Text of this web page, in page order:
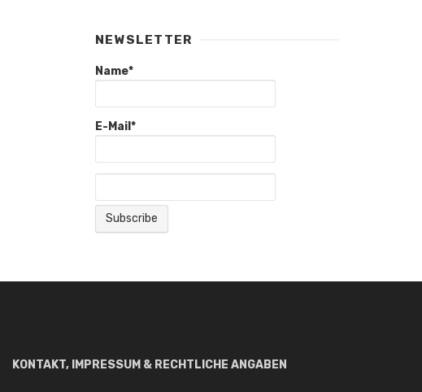
NEWSLETTER
Name*
E-Mail*
KONTAKT, IMPRESSUM & RECHTLICHE ANGABEN